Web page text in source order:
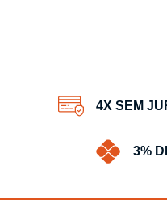
4X SEM
3%